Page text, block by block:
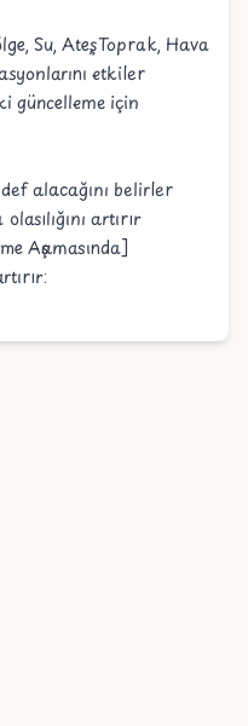
Su, Ateş, Toprak, Hava
etkiler
güncelleme için
alacağını belirler
artırır
Aşamasında]